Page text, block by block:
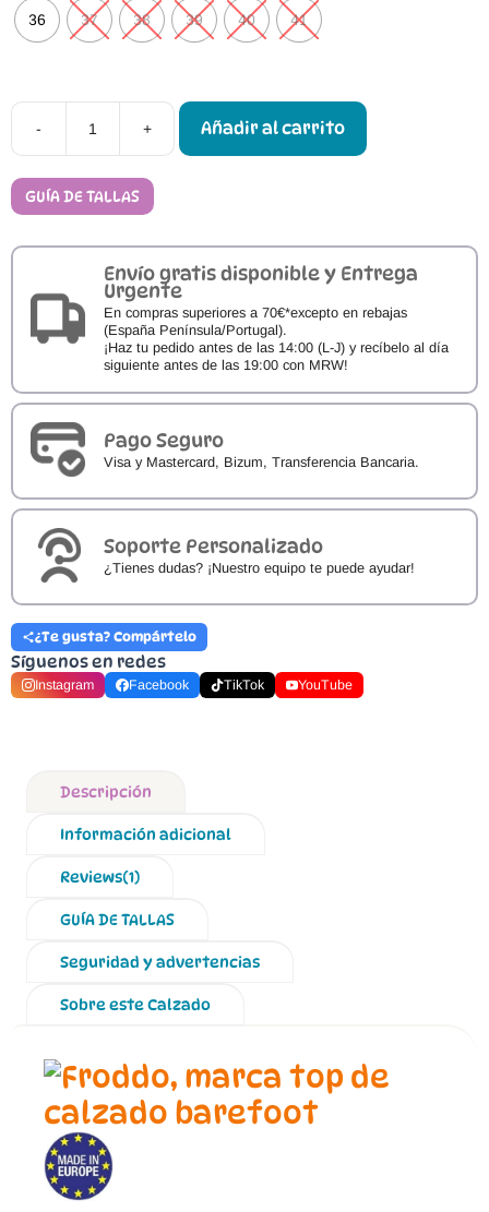
36 37 38 39 40 41
-
Botas
Respetuosas
+ Añadir al carrito
GUÍA DE TALLAS
Envío gratis disponible y Entrega
Urgente
En compras superiores a 70€*excepto en rebajas
(España Península/Portugal).
¡Haz tu pedido antes de las 14:00 (L-J) y recíbelo al día
siguiente antes de las 19:00 con MRW!
Pago Seguro
Visa y Mastercard, Bizum, Transferencia Bancaria.
Soporte Personalizado
¿Tienes dudas? ¡Nuestro equipo te puede ayudar!
¿Te gusta? Compártelo
Síguenos en redes
Instagram Facebook TikTok YouTube
Descripción
Información adicional
Reviews(1)
GUÍA DE TALLAS
Seguridad y advertencias
Sobre este Calzado